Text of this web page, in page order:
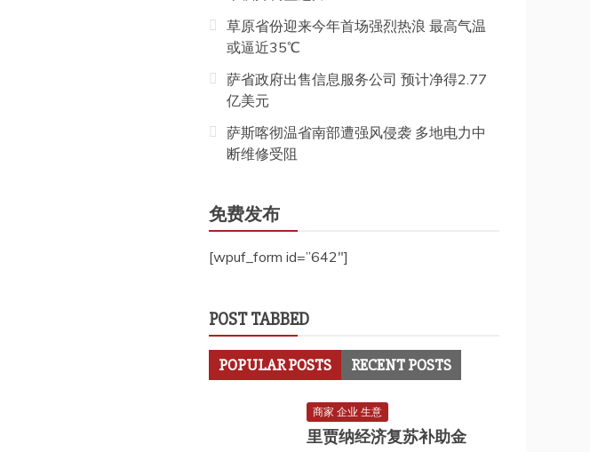
草原省份迎来今年首场强烈热浪 最高气温
或逼近35℃
萨省政府出售信息服务公司 预计净得2.77
亿美元
萨斯喀彻温省南部遭强风侵袭 多地电力中
断维修受阻
免费发布
[wpuf_form id=”642″]
POST TABBED
POPULAR POSTS RECENT POSTS
商家 企业 生意
里贾纳经济复苏补助金